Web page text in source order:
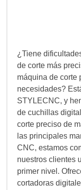
¿Tiene
de corte más
máquina de corte
necesidades?
STYLECNC, y
de cuchillas
corte preciso de
las principales
CNC, estamos
nuestros clientes
primer nivel.
cortadoras